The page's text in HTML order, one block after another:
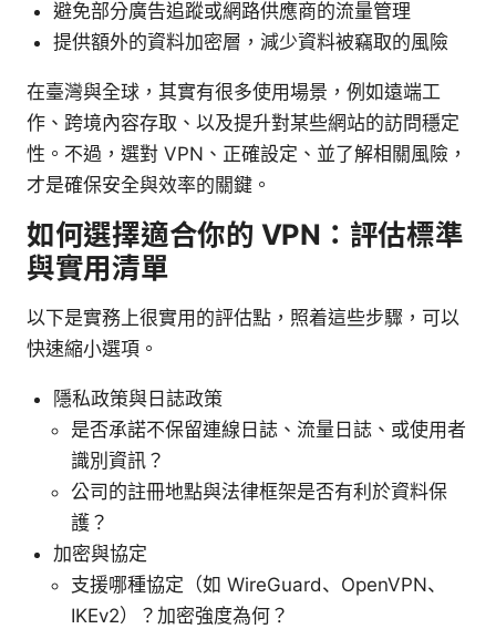
避免部分廣告追蹤或網路供應商的流量管理
提供額外的資料加密層，減少資料被竊取的風險
在臺灣與全球，其實有很多使用場景，例如遠端工
作、跨境內容存取、以及提升對某些網站的訪問穩定
性。不過，選對 VPN、正確設定、並了解相關風險，
才是確保安全與效率的關鍵。
如何選擇適合你的 VPN：評估標準
與實用清單
以下是實務上很實用的評估點，照着這些步驟，可以
快速縮小選項。
隱私政策與日誌政策
是否承諾不保留連線日誌、流量日誌、或使用者
識別資訊？
公司的註冊地點與法律框架是否有利於資料保
護？
加密與協定
支援哪種協定（如 WireGuard、OpenVPN、
IKEv2）？加密強度為何？